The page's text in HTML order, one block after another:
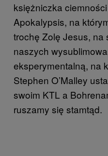
księżniczka
Apokalypsis, na
trochę Zolę Jesus, na
naszych
eksperymentalną, na
Stephen O’Malley
swoim KTL a
ruszamy się stamtąd.